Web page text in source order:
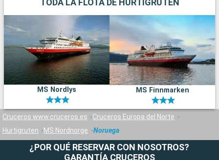
TODA LA FLOTA DE HURTIGRUTEN
MS Nordlys MS Finnmarken
Cruceros www.cruceros.es
Cruceros Europa del Norte
Hurtigruten
MS Nordnorge Noruega
¿POR QUÉ RESERVAR CON NOSOTROS?
GARANTÍA CRUCEROS